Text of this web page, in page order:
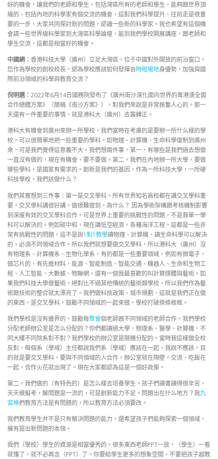
好的機會，讓我們的老師和學生，包括灣區所有的老師和學生，能夠跟世界頂
級的、包括內地的科學家有個交流的機會，這對我們科學提升、往前走是很重
要的一步，大家共同探討新的問題，認識一些新的科學家。我也希望有這個機
會請一些世界級科學家到大灣區科學論壇，能到我們學校開展講座，跟老師和
學生交流，這都是相當好的機會。
中國網： 香港科技大學（廣州）立足大灣區，位于中國對外開放的前沿窗口。
您作為學校的創校校長，認為學校應該如何發揮自時租場地身優勢，加強與國
際前沿領域的科學與教育交流？
倪明選： 2022年6月14日國務院發布了《廣州南沙深化面向世界的粵港澳全面
合作總體方案》（簡稱《南沙方案》），對我們來說是非常振奮人心的。那一
天還有一件重要的事情，就是港科大（廣州）去籌轉正。
港科大有機會到廣州來辦一所學校，我們當時在考慮的是要辦一所什么樣的學
校。可以很簡單地把一些重要的學科，如物理、計算機、生命科學復制到廣州
來，可是我們覺得這意義不大。我們想兩件事，第一，有哪些是我們過去想做
一直沒有做的，現在有機會，要不要做。第二，我們在內地辦一所大學，要做
哪些學科，是國家有需求的。創新是我們的基因，作為一所科技大學，一所硬
科技學校，我們該做什么？
我們其實想到三件事：第一是交叉學科。所有世界知名高校都在講交叉學科重
要，交叉學科講很好講，做很難做到，為什么？ 因為學術架構跟考核機制影響
到深度有效的交叉學科合作。可是世界上重要的挑戰性的問題，不是靠單一學
科可以解決的。例如碳中和，現在講低空經濟，各種海洋工程，這都是一些非
常有挑戰性的問題，這不是說1對1教學讀物理、計算機、讀生命科學可以解決
的，必須不同領域合作。所以我們就想要做交叉學科，所以港科大（廣州）沒
有物理系、計算機系、生物化學系，有的都是一些重要領域，例如有微電子，
做芯片的，有先進材料，能源、智能制造、智能交通、機器人、生命和生物工
程、人工智能、大數據、物聯網，還有一個我最喜歡的叫計算媒體與藝術。如
果我們科技大學做藝術，絕對比不過其他傳統的藝術類學校，所以我們作為藝
術跟技術的整合就太漂亮了。我們做科技政策、城市規劃，這就是我們正在做
的東西，是交叉學科，鼓勵不同領域的一起來做，學校打破條條框框。
我們學校是沒有邊界的，鼓勵每聚會個老師跟不同領域的老師合作。我們學校
分配老師辦公室是怎么分配的？你們都讀過大學，物理系、醫學、計算機，不
同大樓不同院系對不對？我們學校的辦公室是隨機分配的。當時我這樣做全校
反對，每個系（學域）主任都說我們系（學域）應該在一起，我說不應該，目
的就是要交叉學科，要與不同領域的人合作。辦公室就在隔壁，交流、吃飯在
一起，合作火花就出現了。現在大家都認為這是一個好政策。
第二，我們做的（有特色的）是怎么樣去培養學生。孩子們讀書讀得很辛苦，
天天模擬考，解問題是一流的，可是創新能力不足。問題出在什么地方？我九
宮格們教育方法是有問題的，所以教育方法必須要改。
我們教育學生并不是只有解決問題的能力，還希望孩子們能夠探索一個領域，
擁有提出新問題的本領。
我們（學校）學生的資源是相當優秀的。很多東西老師PPT一放，（學生）一看
就懂了，就不必再念（PPT）了。你要給學生更多的想象空間，不要把孩子越教